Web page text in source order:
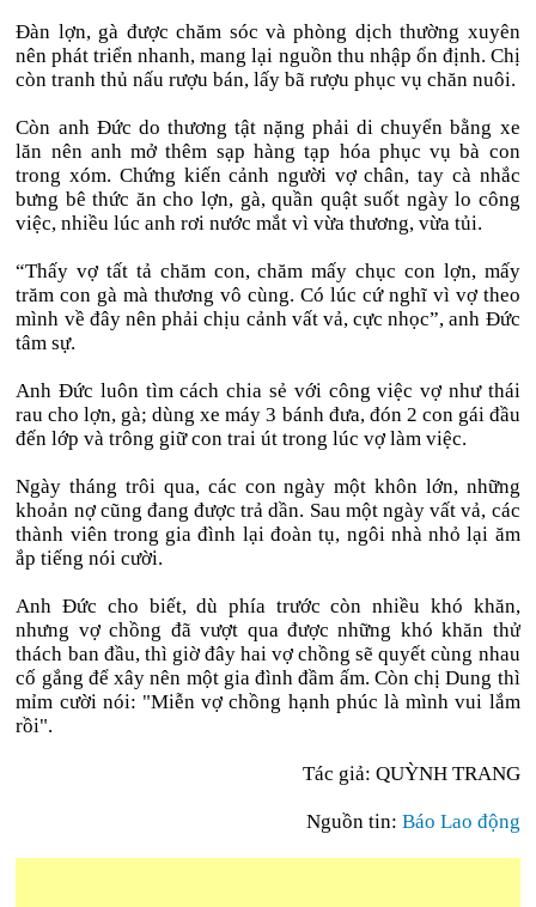
Đàn lợn, gà được chăm sóc và phòng dịch thường xuyên
nên phát triển nhanh, mang lại nguồn thu nhập ổn định. Chị
còn tranh thủ nấu rượu bán, lấy bã rượu phục vụ chăn nuôi.
Còn anh Đức do thương tật nặng phải di chuyển bằng xe
lăn nên anh mở thêm sạp hàng tạp hóa phục vụ bà con
trong xóm. Chứng kiến cảnh người vợ chân, tay cà nhắc
bưng bê thức ăn cho lợn, gà, quần quật suốt ngày lo công
việc, nhiều lúc anh rơi nước mắt vì vừa thương, vừa tủi.
“Thấy vợ tất tả chăm con, chăm mấy chục con lợn, mấy
trăm con gà mà thương vô cùng. Có lúc cứ nghĩ vì vợ theo
mình về đây nên phải chịu cảnh vất vả, cực nhọc”, anh Đức
tâm sự.
Anh Đức luôn tìm cách chia sẻ với công việc vợ như thái
rau cho lợn, gà; dùng xe máy 3 bánh đưa, đón 2 con gái đầu
đến lớp và trông giữ con trai út trong lúc vợ làm việc.
Ngày tháng trôi qua, các con ngày một khôn lớn, những
khoản nợ cũng đang được trả dần. Sau một ngày vất vả, các
thành viên trong gia đình lại đoàn tụ, ngôi nhà nhỏ lại ăm
ắp tiếng nói cười.
Anh Đức cho biết, dù phía trước còn nhiều khó khăn,
nhưng vợ chồng đã vượt qua được những khó khăn thử
thách ban đầu, thì giờ đây hai vợ chồng sẽ quyết cùng nhau
cố gắng để xây nên một gia đình đầm ấm. Còn chị Dung thì
mỉm cười nói: "Miễn vợ chồng hạnh phúc là mình vui lắm
rồi".
Tác giả: QUỲNH TRANG
Nguồn tin: Báo Lao động